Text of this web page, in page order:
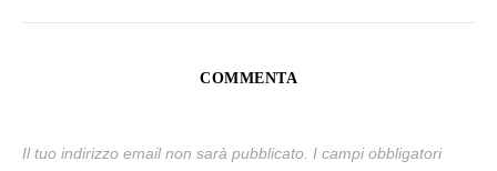
COMMENTA
Il tuo indirizzo email non sarà pubblicato. I campi obbligatori